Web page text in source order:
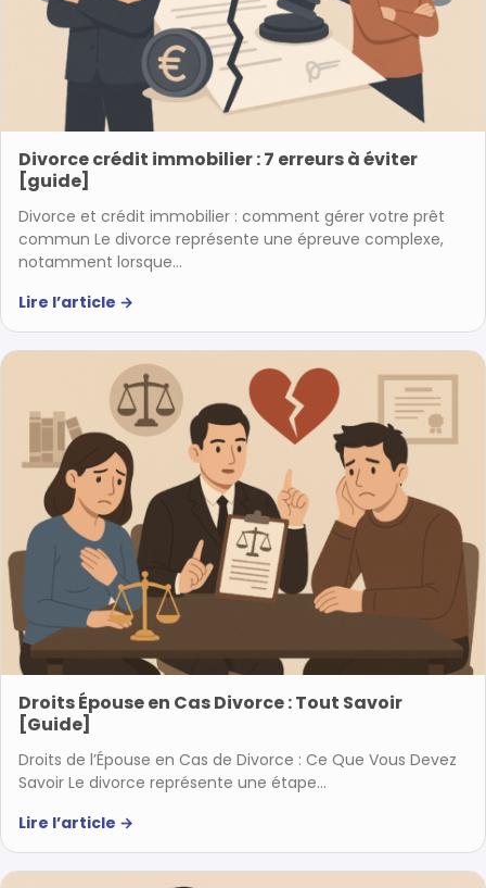
Divorce crédit immobilier : 7 erreurs à éviter
[guide]
Divorce et crédit immobilier : comment gérer votre prêt
commun Le divorce représente une épreuve complexe,
notamment lorsque…
Lire l’article →
Droits Épouse en Cas Divorce : Tout Savoir
[Guide]
Droits de l’Épouse en Cas de Divorce : Ce Que Vous Devez
Savoir Le divorce représente une étape…
Lire l’article →